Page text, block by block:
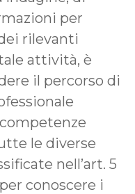
per
rilevanti
attività, è
il percorso di
le diverse
nell’art. 5
conoscere i